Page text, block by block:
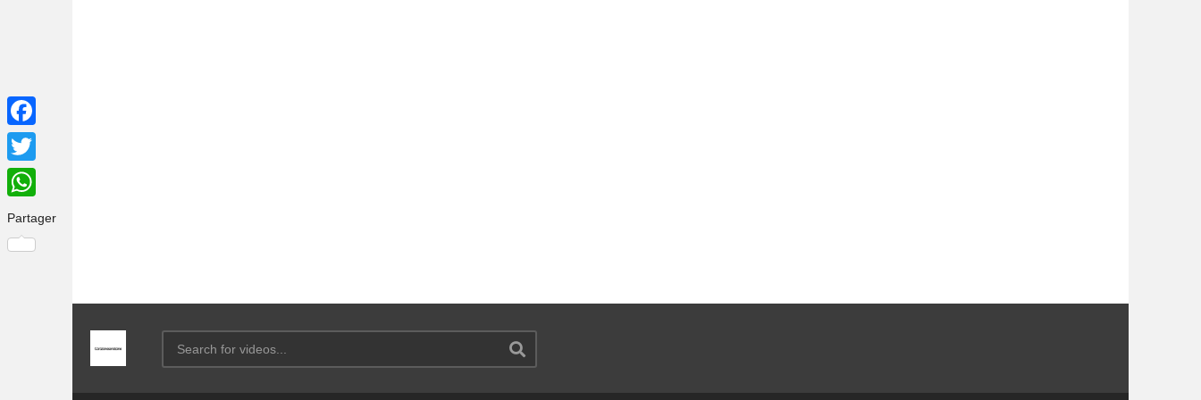
Facebook
Twitter
WhatsApp
Partager